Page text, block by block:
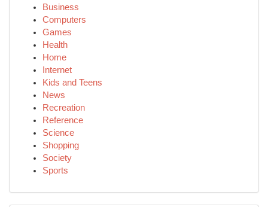
Business
Computers
Games
Health
Home
Internet
Kids and Teens
News
Recreation
Reference
Science
Shopping
Society
Sports